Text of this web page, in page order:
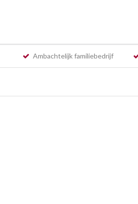
Ambachtelijk familiebedrijf